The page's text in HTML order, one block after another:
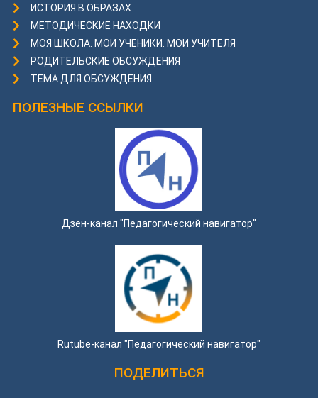
ИСТОРИЯ В ОБРАЗАХ
МЕТОДИЧЕСКИЕ НАХОДКИ
МОЯ ШКОЛА. МОИ УЧЕНИКИ. МОИ УЧИТЕЛЯ
РОДИТЕЛЬСКИЕ ОБСУЖДЕНИЯ
ТЕМА ДЛЯ ОБСУЖДЕНИЯ
ПОЛЕЗНЫЕ ССЫЛКИ
Дзен-канал "Педагогический навигатор"
Rutube-канал "Педагогический навигатор"
ПОДЕЛИТЬСЯ